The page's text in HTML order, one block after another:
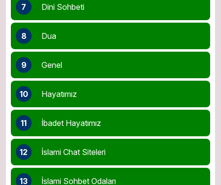
7 Dini Sohbeti
8 Dua
9 Genel
10 Hayatımız
11 İbadet Hayatımız
12 İslami Chat Siteleri
13 İslami Sohbet Odaları